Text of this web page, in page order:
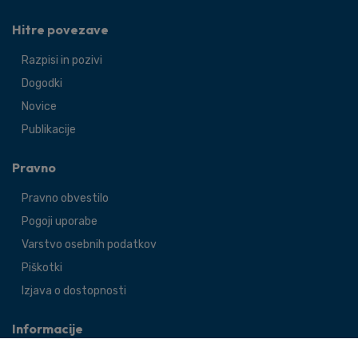
Hitre povezave
Razpisi in pozivi
Dogodki
Novice
Publikacije
Pravno
Pravno obvestilo
Pogoji uporabe
Varstvo osebnih podatkov
Piškotki
Izjava o dostopnosti
Informacije